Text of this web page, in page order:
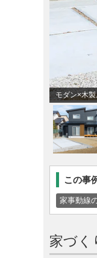
モダン×木
この事
家事動線
家づく